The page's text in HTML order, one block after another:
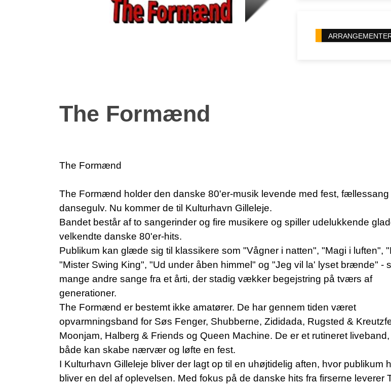
The Formænd
The Formænd
The Formænd holder den danske 80'er-musik levende med fest, fællessang
dansegulv. Nu kommer de til Kulturhavn Gilleleje.
Bandet består af to sangerinder og fire musikere og spiller udelukkende
velkendte danske 80'er-hits.
Publikum kan glæde sig til klassikere som "Vågner i natten", "Magi i luften",
"Mister Swing King", "Ud under åben himmel" og "Jeg vil la' lyset brænde" -
mange andre sange fra et årti, der stadig vækker begejstring på tværs af
generationer.
The Formænd er bestemt ikke amatører. De har gennem tiden været
opvarmningsband for Søs Fenger, Shubberne, Zididada, Rugsted &
Moonjam, Halberg & Friends og Queen Machine. De er et rutineret
både kan skabe nærvær og løfte en fest.
I Kulturhavn Gilleleje bliver der lagt op til en uhøjtidelig aften, hvor publikum
bliver en del af oplevelsen. Med fokus på de danske hits fra firserne leverer